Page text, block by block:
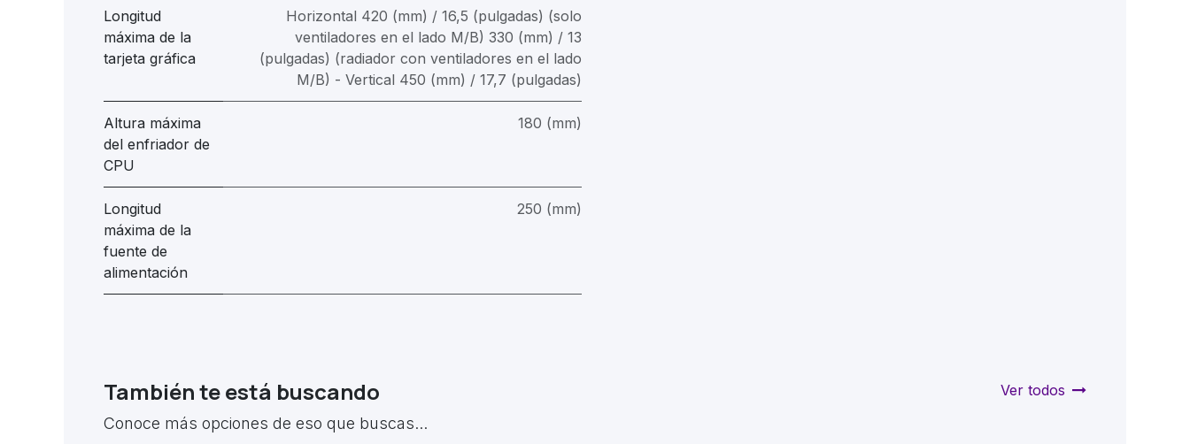
Longitud
máxima de la
tarjeta gráfica
Horizontal 420 (mm) / 16,5 (pulgadas) (solo
ventiladores en el lado M/B) 330 (mm) / 13
(pulgadas) (radiador con ventiladores en el lado
M/B) - Vertical 450 (mm) / 17,7 (pulgadas)
Altura máxima
del enfriador de
CPU
180 (mm)
Longitud
máxima de la
fuente de
alimentación
250 (mm)
También te está buscando
Conoce más opciones de eso que buscas...
Ver todos